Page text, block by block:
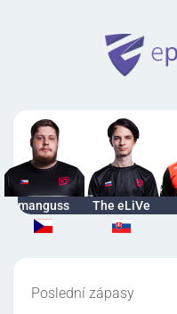
manguss The eLiVe
Poslední zápasy